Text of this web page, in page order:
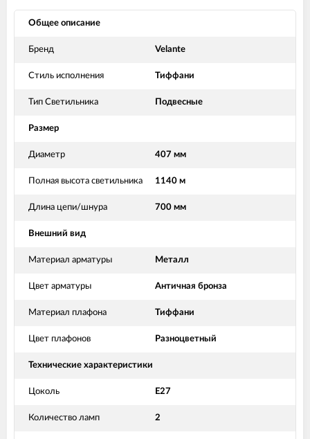
Общее описание
Бренд Velante
Стиль исполнения Тиффани
Тип Светильника Подвесные
Размер
Диаметр 407 мм
Полная высота светильника 1140 м
Длина цепи/шнура 700 мм
Внешний вид
Материал арматуры Металл
Цвет арматуры Античная бронза
Материал плафона Тиффани
Цвет плафонов Разноцветный
Технические характеристики
Цоколь E27
Количество ламп 2